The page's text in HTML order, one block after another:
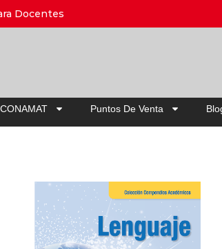
Ahorra hasta 20% OFF | Elige tu pack
CONAMAT Puntos De Venta